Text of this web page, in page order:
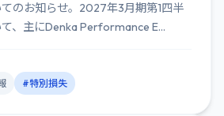
のお知らせ。2027年3月期第1四半
、主にDenka Performance E...
#特別損失